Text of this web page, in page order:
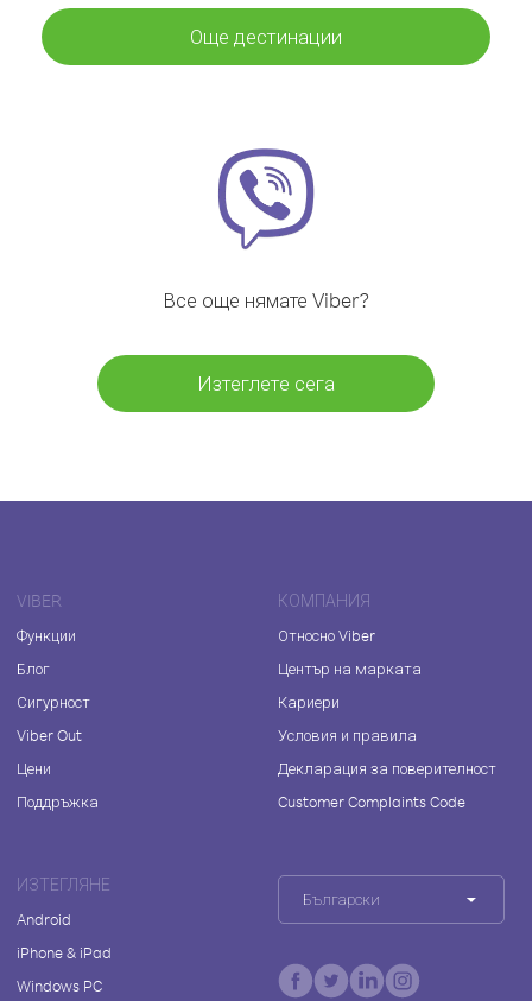
Още дестинации
Все още нямате Viber?
Изтеглете сега
VIBER
Функции
Блог
Сигурност
Viber Out
Цени
Поддръжка
КОМПАНИЯ
Относно Viber
Център на марката
Кариери
Условия и правила
Декларация за поверителност
Customer Complaints Code
ИЗТЕГЛЯНЕ
Android
iPhone & iPad
Windows PC
Български